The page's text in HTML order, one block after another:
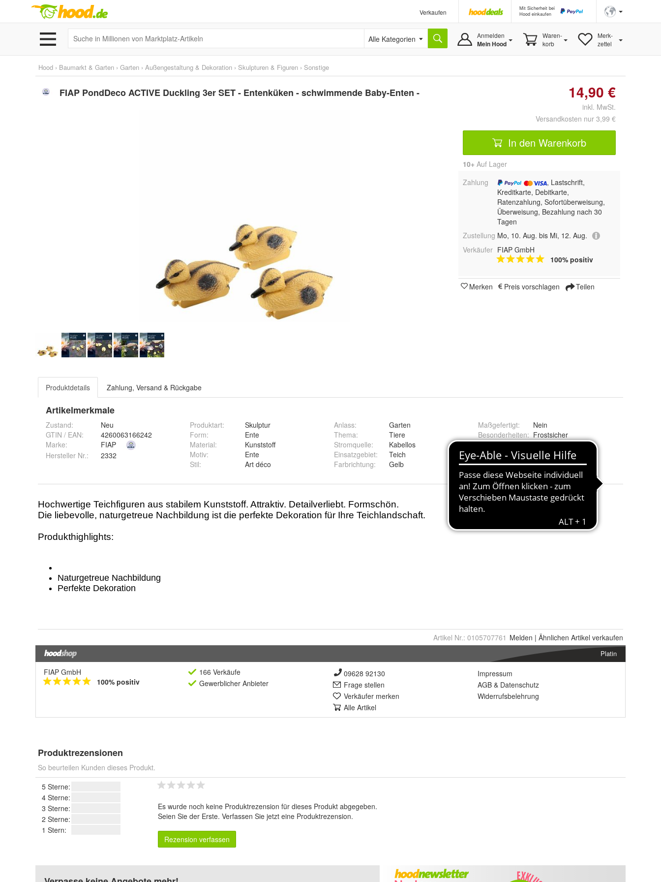
Verkaufen
Mit Sicherheit bei
Hood einkaufen
Alle Kategorien Anmelden
Mein Hood
Waren-
korb
Merk-
zettel
Hood › Baumarkt & Garten › Garten › Außengestaltung & Dekoration › Skulpturen & Figuren › Sonstige
FIAP PondDeco ACTIVE Duckling 3er SET - Entenküken - schwimmende Baby-Enten - 14,90 €
inkl. MwSt.
Versandkosten nur 3,99 €
In den Warenkorb
10+ Auf Lager
Zahlung
, Lastschrift,
Kreditkarte, Debitkarte,
Ratenzahlung, Sofortüberweisung,
Überweisung, Bezahlung nach 30
Tagen
Zustellung Mo, 10. Aug. bis Mi, 12. Aug.
Verkäufer FIAP GmbH
100% positiv
Merken Preis vorschlagen Teilen
Produktdetails Zahlung, Versand & Rückgabe
Artikelmerkmale
Zustand:
Neu
GTIN / EAN:
4260063166242
Marke:
FIAP
Hersteller Nr.:
2332
Produktart:
Skulptur
Form:
Ente
Material:
Kunststoff
Motiv:
Ente
Stil: Art déco
Anlass:
Garten
Thema:
Tiere
Stromquelle:
Kabellos
Einsatzgebiet:
Teich
Farbrichtung: Gelb
Maßgefertigt:
Nein
Besonderheiten: Frostsicher
Muster:
Ente
Größe: Klein
Artikel Nr.: 0105707761 Melden | Ähnlichen Artikel verkaufen
Platin
FIAP GmbH
100% positiv
166 Verkäufe
Gewerblicher Anbieter
09628 92130
Frage stellen
Verkäufer merken
Alle Artikel
Impressum
AGB & Datenschutz
Widerrufsbelehrung
Produktrezensionen
So beurteilen Kunden dieses Produkt.
5 Sterne:
4 Sterne:
3 Sterne:
2 Sterne:
1 Stern:
Es wurde noch keine Produktrezension für dieses Produkt abgegeben.
Seien Sie der Erste. Verfassen Sie jetzt eine Produktrezension.
Rezension verfassen